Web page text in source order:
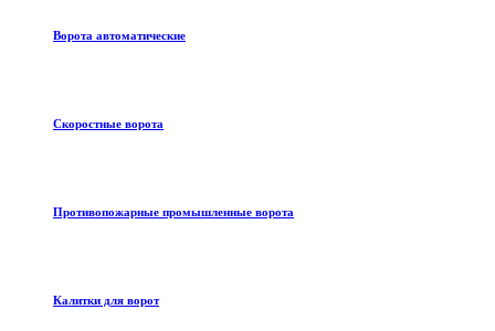
Ворота автоматические
Скоростные ворота
Противопожарные промышленные ворота
Калитки для ворот